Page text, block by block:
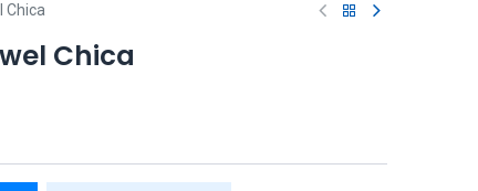
Chica
Chica